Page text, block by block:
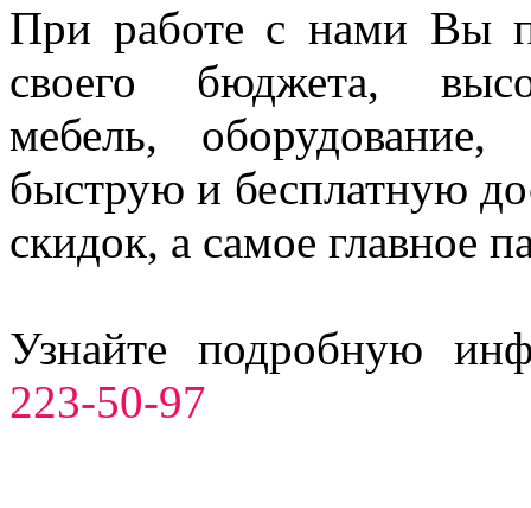
При работе с нами Вы
своего бюджета,
мебель,
быструю и бесплатную
скидок, а самое главное
Узнайте подробную
223-50-97